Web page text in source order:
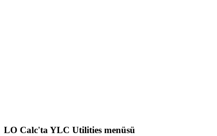
LO Calc'ta YLC Utilities menüsü